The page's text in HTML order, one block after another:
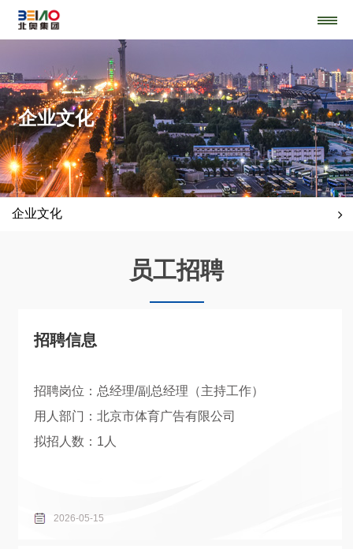
企业文化
企业文化
员工招聘
招聘信息
招聘岗位：总经理/副总经理（主持工作）
用人部门：北京市体育广告有限公司
拟招人数：1人
2026-05-15